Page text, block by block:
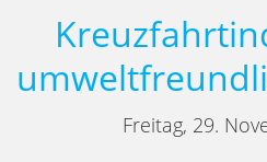
Freitag, 29.